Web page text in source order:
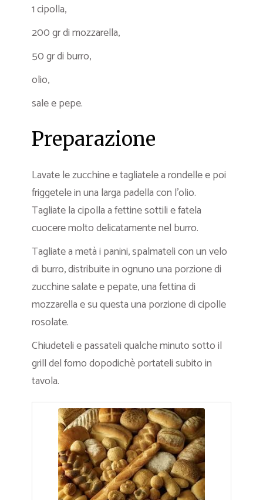
1 cipolla,
200 gr di mozzarella,
50 gr di burro,
olio,
sale e pepe.
Preparazione
Lavate le zucchine e tagliatele a rondelle e poi
friggetele in una larga padella con l’olio.
Tagliate la cipolla a fettine sottili e fatela
cuocere molto delicatamente nel burro.
Tagliate a metà i panini, spalmateli con un velo
di burro, distribuite in ognuno una porzione di
zucchine salate e pepate, una fettina di
mozzarella e su questa una porzione di cipolle
rosolate.
Chiudeteli e passateli qualche minuto sotto il
grill del forno dopodichè portateli subito in
tavola.